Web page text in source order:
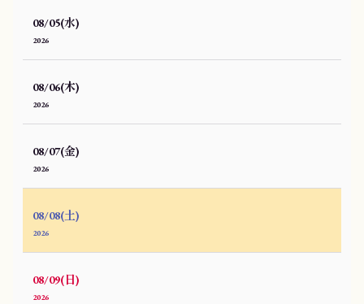
08/05(水)
2026
08/06(木)
2026
08/07(金)
2026
08/08(土)
2026
08/09(日)
2026